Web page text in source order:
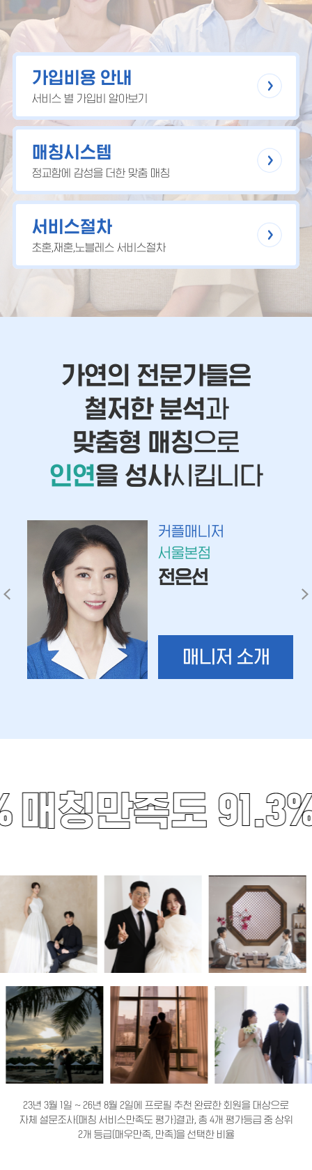
가입비용 안내
서비스 별 가입비 알아보기
매칭시스템
정교함에 감성을 더한 맞춤 매칭
서비스절차
초혼,재혼,노블레스 서비스절차
가연의 전문가들은
철저한 분석과
맞춤형 매칭으로
인연을 성사시킵니다
커플매니저
서울본점
전은선
매니저 소개
매칭만족도
23년 3월 1일 ~ 26년 8월 2일에 프로필 추천 완료한 회원을 대상으로
자체 설문조사(매칭 서비스만족도 평가)결과, 총 4개 평가등급 중 상위
2개 등급(매우만족, 만족)을 선택한 비율